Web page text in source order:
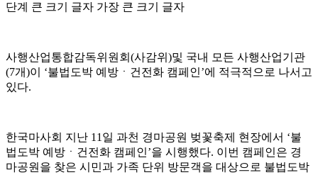
단계 큰 크기 글자 가장 큰 크기 글자
사행산업통합감독위원회(사감위)및 국내 모든 사행산업기관
(7개)이 ‘불법도박 예방ㆍ건전화 캠페인’에 적극적으로 나서고
있다.
한국마사회 지난 11일 과천 경마공원 벚꽃축제 현장에서 ‘불
법도박 예방ㆍ건전화 캠페인’을 시행했다. 이번 캠페인은 경
마공원을 찾은 시민과 가족 단위 방문객을 대상으로 불법도박